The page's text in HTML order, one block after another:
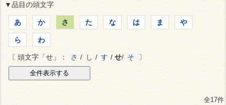
▼品目の頭文字
あ か さ た な は ま や
ら わ
〔 頭文字「せ」： さ / し / す / せ/ そ 〕
全17件